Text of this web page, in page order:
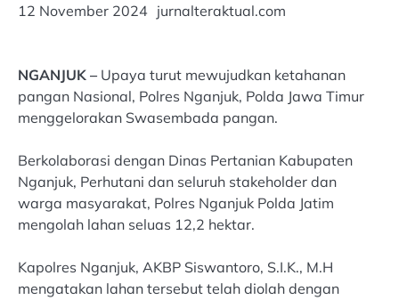
12 November 2024 jurnalteraktual.com
NGANJUK –Upaya turut mewujudkan ketahanan
pangan Nasional, Polres Nganjuk, Polda Jawa Timur
menggelorakan Swasembada pangan.
Berkolaborasi dengan Dinas Pertanian Kabupaten
Nganjuk, Perhutani dan seluruh stakeholder dan
warga masyarakat, Polres Nganjuk Polda Jatim
mengolah lahan seluas 12,2 hektar.
Kapolres Nganjuk, AKBP Siswantoro, S.I.K., M.H
mengatakan lahan tersebut telah diolah dengan